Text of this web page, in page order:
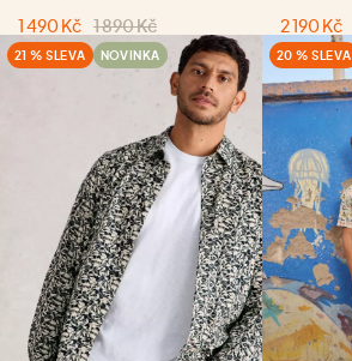
1 490 Kč 1 890 Kč
2 190 Kč
21 % SLEVA NOVINKA 20 % SLEVA